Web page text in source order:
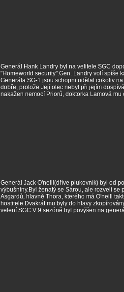
Generál Hank Landry byl na velitele SGC
"Homeworld security".Gen. Landry volí spíše
Generála.SG-1 jsou schopni udělat cokoliv
dobře, protože Její otec nebyl při jejím
nakažen nemocí Priorů, doktorka Lamová mu
Generál Jack O'neill(dříve plukovník) byl od
výbušniny.Byl ženatý se Sárou, ale rozveli
Asgardů, hlavně Thora, kterého má O'neill
hostitele.Dvakrát mu byly do hlavy
velení SGC.V 9 sezóně byl povýšen na